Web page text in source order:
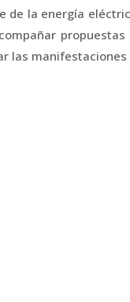
de la energía
las